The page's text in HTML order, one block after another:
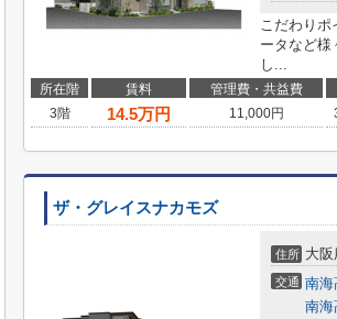
こだわりポ
ータなど様
し...
所在階 賃料 管理費・共益費
3階
14.5万円 11,000円
ザ・グレイスナカモズ
住所 大阪
交通 南海
南海